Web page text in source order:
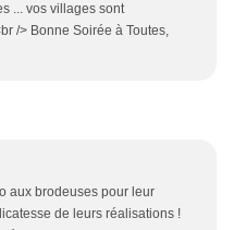
... vos villages sont
/> Bonne Soirée à Toutes,
aux brodeuses pour leur
de leurs réalisations !